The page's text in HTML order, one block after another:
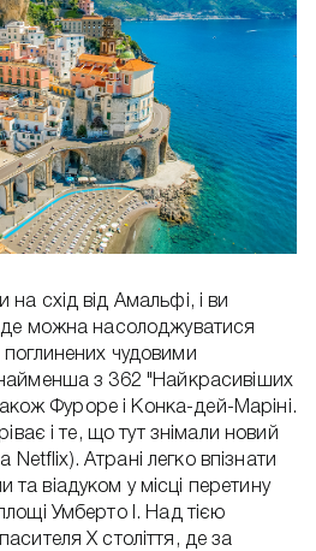
схід від Амальфі, і ви
де можна насолоджуватися
чудовими
з 362 "Найкрасивіших
Фуроре і Конка-дей-Маріні.
і те, що тут знімали новий
Netflix). Атрані легко впізнати
віадуком у місці перетину
Умберто I. Над тією
X століття, де за